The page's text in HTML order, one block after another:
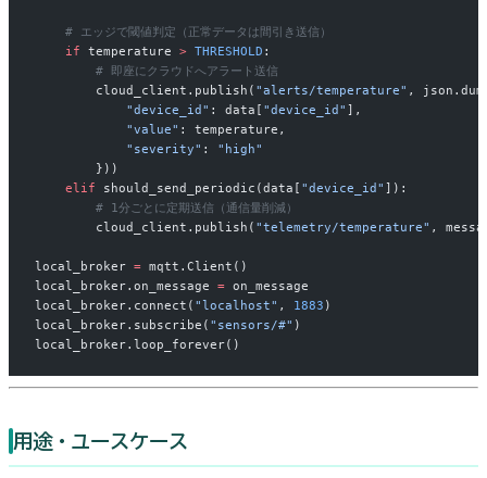
    # エッジで閾値判定（正常データは間引き送信）
    if
temperature > THRESHOLD :
        # 即座にクラウドへアラート送信
        cloud_client.publish(
"alerts/temperature" ,
            "device_id"
: data[ "device_id" ],
            "value"
: temperature,
            "severity"
: "high"
        }))
    elif
should_send_periodic(data[ "device_id" ]):
        # 1分ごとに定期送信（通信量削減）
        cloud_client.publish(
"telemetry/temperature" ,
local_broker = mqtt.Client()
local_broker.on_message = on_message
local_broker.connect( "localhost" , 1883 )
local_broker.subscribe( "sensors/#" )
local_broker.loop_forever()
用途・ユースケース